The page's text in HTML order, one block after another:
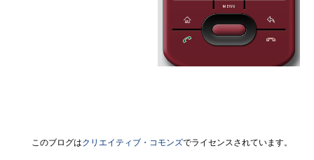
このブログはクリエイティブ・コモンズでライセンスされています。